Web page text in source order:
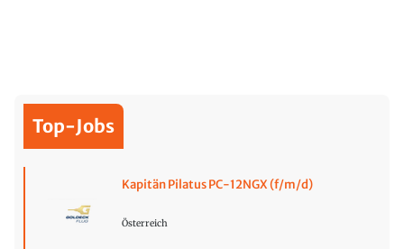
Top-Jobs
Kapitän Pilatus PC-12NGX (f/m/d)
Österreich